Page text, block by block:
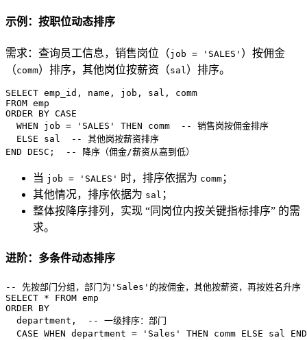
示例：按职位动态排序
需求：查询员工信息，销售岗位（job = 'SALES' ）按佣金
（comm）排序，其他岗位按薪资（sal ）排序。
SELECT
FROM
ORDER BY CASE
WHEN job = 'SALES' THEN comm
-- 销售岗按佣金排序
ELSE sal
-- 其他岗按薪资排序
END DESC ; -- 降序（佣金/薪资从高到低）
当 job = 'SALES' 时，排序依据为 comm ；
其他情况，排序依据为 sal ；
整体按降序排列，实现 “同岗位内按关键指标排序” 的需
求。
进阶：多条件动态排序
-- 先按部门分组，部门为'Sales'的按佣金，其他按薪资，再按姓名升序
SELECT * FROM
ORDER BY
  department,
-- 一级排序：部门
CASE WHEN department = 'Sales' THEN comm ELSE sal END